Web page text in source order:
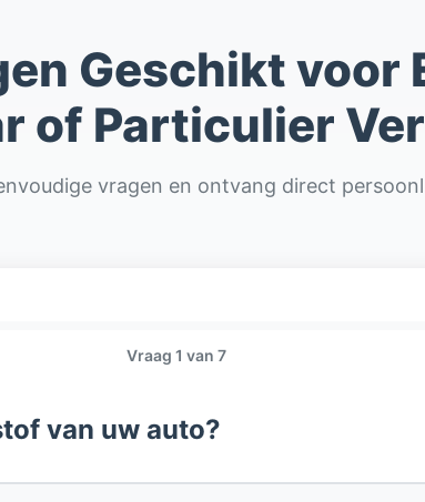
Geschikt voor
of Particulier
vragen en ontvang direct
Vraag 1 van 7
van uw auto?